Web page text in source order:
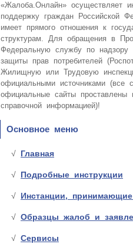
«Жалоба.Онлайн» осуществляет
поддержку граждан Российской
имеет прямого отношения к
структурам. Для обращения в
Федеральную службу по
защиты прав потребителей
Жилищную или Трудовую
официальными источниками (все
официальные сайты проставлены
справочной информацией)!
Основное меню
Главная
Подробные инструкции
Инстанции,
Образцы жалоб и
Сервисы